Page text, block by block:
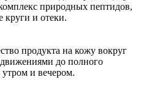
природных пептидов,
круги и отеки.
продукта на кожу вокруг
до полного
и вечером.